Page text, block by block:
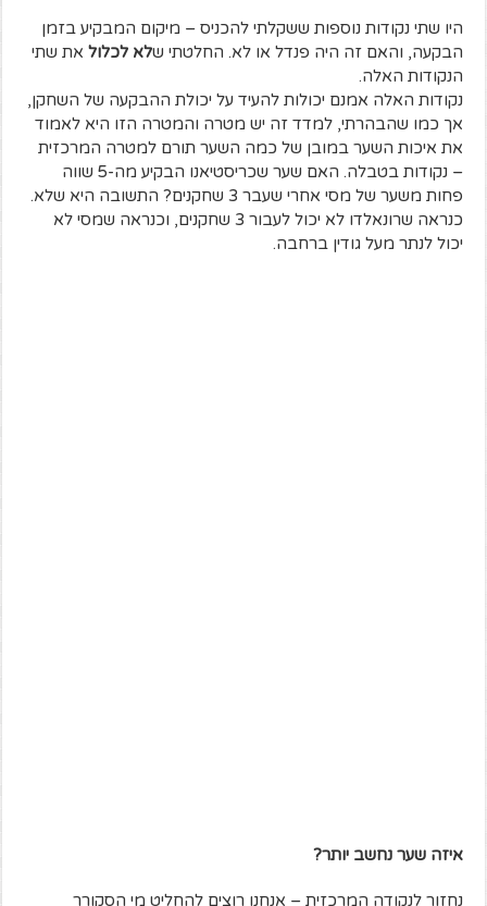
היו שתי נקודות נוספות ששקלתי להכניס – מיקום המבקיע בזמן
הבקעה, והאם זה היה פנדל או לא. החלטתי שלא לכלול את שתי
הנקודות האלה.
נקודות האלה אמנם יכולות להעיד על יכולת ההבקעה של השחקן,
אך כמו שהבהרתי, למדד זה יש מטרה והמטרה הזו היא לאמוד
את איכות השער במובן של כמה השער תורם למטרה המרכזית
– נקודות בטבלה. האם שער שכריסטיאנו הבקיע מה-5 שווה
פחות משער של מסי אחרי שעבר 3 שחקנים? התשובה היא שלא.
כנראה שרונאלדו לא יכול לעבור 3 שחקנים, וכנראה שמסי לא
יכול לנתר מעל גודין ברחבה.
איזה שער נחשב יותר?
נחזור לנקודה המרכזית – אנחנו רוצים להחליט מי הסקורר